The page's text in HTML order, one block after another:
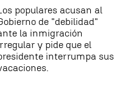
populares acusan al
de "debilidad"
la inmigración
y pide que el
interrumpa sus